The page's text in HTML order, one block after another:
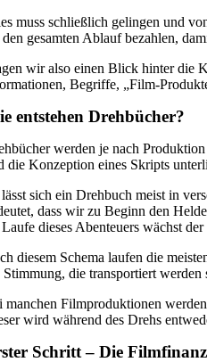
muss schließlich gelingen und
gesamten Ablauf bezahlen,
wir also einen Blick hinter die
Begriffe, „Film-
entstehen Drehbücher?
werden je nach
die Konzeption eines Skripts
sich ein Drehbuch meist in
dass wir zu Beginn den
dieses Abenteuers wächst
diesem Schema laufen die
Stimmung, die transportiert
manchen Filmproduktionen
wird während des Drehs
Schritt – Die